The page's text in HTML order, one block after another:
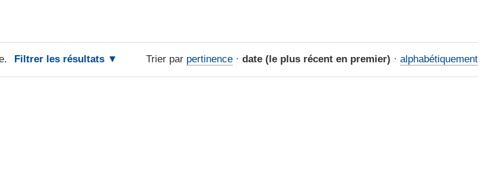
Filtrer les résultats Trier par pertinence · date (le plus récent en premier) · alphabétiquement